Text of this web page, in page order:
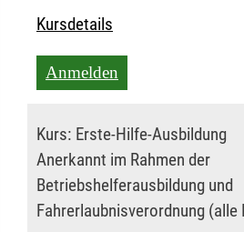
Kursdetails
Anmelden
Kurs: Erste-Hilfe-Ausbildung
Anerkannt im Rahmen der
Betriebshelferausbildung und
Fahrerlaubnisverordnung (alle